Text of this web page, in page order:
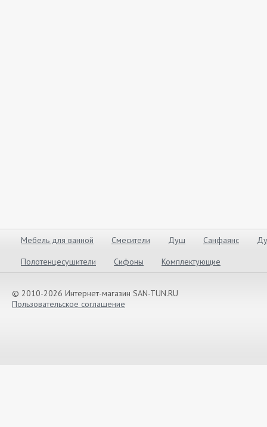
Мебель для ванной Смесители Душ Санфаянс
Полотенцесушители
Сифоны Комплектующие
© 2010-2026 Интернет-магазин SAN-TUN.RU
Пользовательское соглашение